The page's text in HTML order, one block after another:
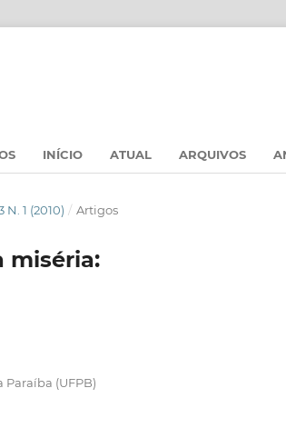
INÍCIO ATUAL ARQUIVOS
N. 1 (2010) / Artigos
miséria:
(UFPB)